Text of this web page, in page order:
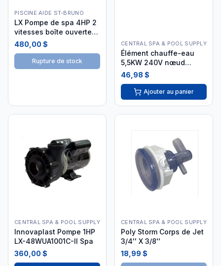
PISCINE AIDE ST-BRUNO
LX Pompe de spa 4HP 2
vitesses boîte ouverte
LX-56WUA400-II
480,00 $
Rupture de stock
CENTRAL SPA & POOL SUPPLY
Élément chauffe-eau
5,5KW 240V nœud
papillon 10 1/2"
46,98 $
Ajouter au panier
CENTRAL SPA & POOL SUPPLY
Innovaplast Pompe 1HP
LX-48WUA1001C-II Spa
360,00 $
CENTRAL SPA & POOL SUPPLY
Poly Storm Corps de Jet
3/4'' X 3/8''
18,99 $